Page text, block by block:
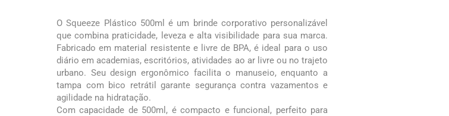
O Squeeze Plástico 500ml é um brinde corporativo personalizável
que combina praticidade, leveza e alta visibilidade para sua marca.
Fabricado em material resistente e livre de BPA, é ideal para o uso
diário em academias, escritórios, atividades ao ar livre ou no trajeto
urbano. Seu design ergonômico facilita o manuseio, enquanto a
tampa com bico retrátil garante segurança contra vazamentos e
agilidade na hidratação.
Com capacidade de 500ml, é compacto e funcional, perfeito para